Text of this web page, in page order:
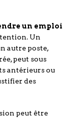
un emploi
Un
autre poste,
peut sous
antérieurs ou
des
peut être